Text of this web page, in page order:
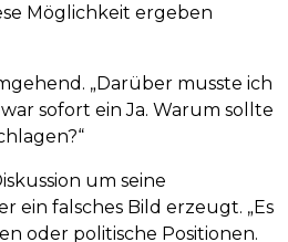
Möglichkeit ergeben
„Darüber musste ich
sofort ein Ja. Warum sollte
um seine
ein falsches Bild erzeugt. „Es
oder politische Positionen.